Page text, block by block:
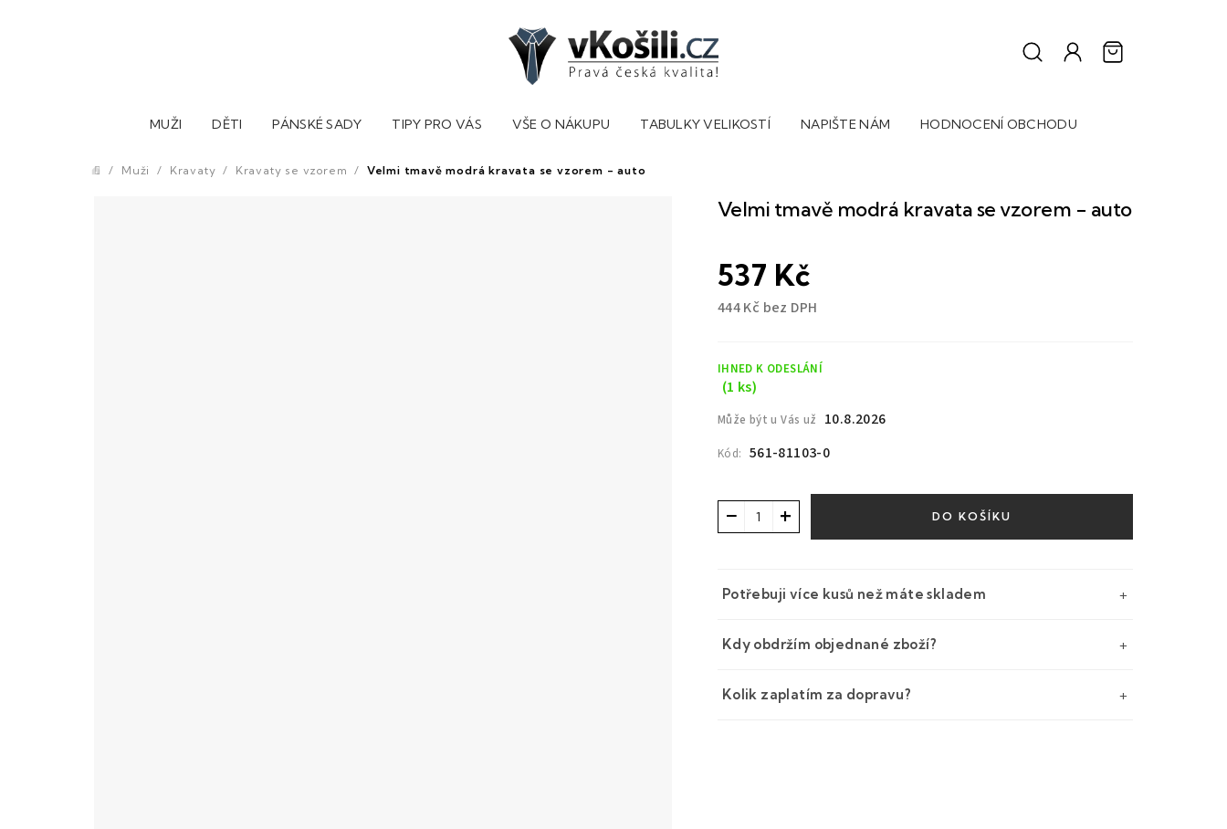
MUŽI DĚTI PÁNSKÉ SADY TIPY PRO VÁS VŠE O NÁKUPU TABULKY VELIKOSTÍ NAPIŠTE NÁM HODNOCENÍ OBCHODU
Domů
/ Muži / Kravaty / Kravaty se vzorem / Velmi tmavě modrá kravata se vzorem - auto
Velmi tmavě modrá kravata se vzorem - auto
537 Kč
444 Kč bez DPH
IHNED K ODESLÁNÍ
(1 ks)
Může být u Vás už 10.8.2026
Kód: 561-81103-0
+
− DO KOŠÍKU
Potřebuji více kusů než máte skladem
Kdy obdržím objednané zboží?
Kolik zaplatím za dopravu?